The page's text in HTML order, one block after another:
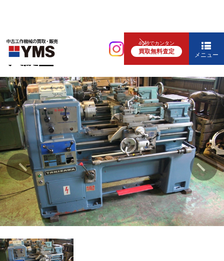
40秒でカンタン
買取無料査定 メニュー
汎用旋盤
5尺旋盤